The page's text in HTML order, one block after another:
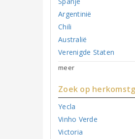
Argentinië
Chili
Australië
Verenigde Staten
meer
Zoek op
Yecla
Vinho Verde
Victoria